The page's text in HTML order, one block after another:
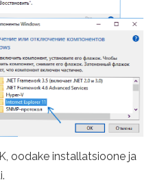
oodake installatsioone ja